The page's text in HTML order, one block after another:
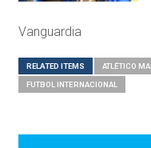
Vanguardia
RELATED ITEMS ATLÉTICO
FUTBOL INTERNACIONAL